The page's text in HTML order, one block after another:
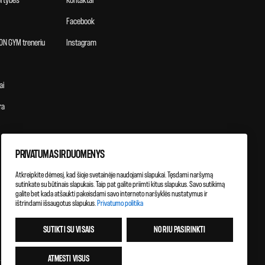
GYM treneriu
Facebook
Instagram
PRIVATUMAS IR DUOMENYS
Atkreipkite dėmesį, kad šioje svetainėje naudojami slapukai. Tęsdami naršymą
sutinkate su būtinais slapukais. Taip pat galite priimti kitus slapukus. Savo sutikimą
galite bet kada atšaukti pakeisdami savo interneto naršyklės nustatymus ir
ištrindami išsaugotus slapukus. Privatumo politika
SUTIKTI SU VISAIS NORIU PASIRINKTI
ATMESTI VISUS